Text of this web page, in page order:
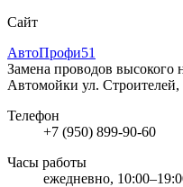
Сайт
АвтоПрофи51
Замена проводов высокого
Автомойки ул.
Телефон
+7 (950) 899-90-60
Часы работы
ежедневно,